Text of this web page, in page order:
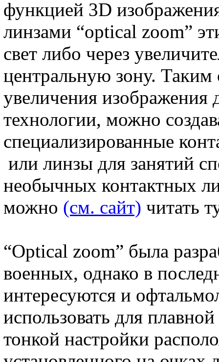
функцией 3D
линзами “optical zoom”
свет либо через
центральную зону.
увеличения
технологии, можно
специализированные
или линзы для занятий
необычных контактных
можно (см. сайт) читать
“Оptical zoom” была
военных, однако в
интересуются и
использовать для
тонкой настройки